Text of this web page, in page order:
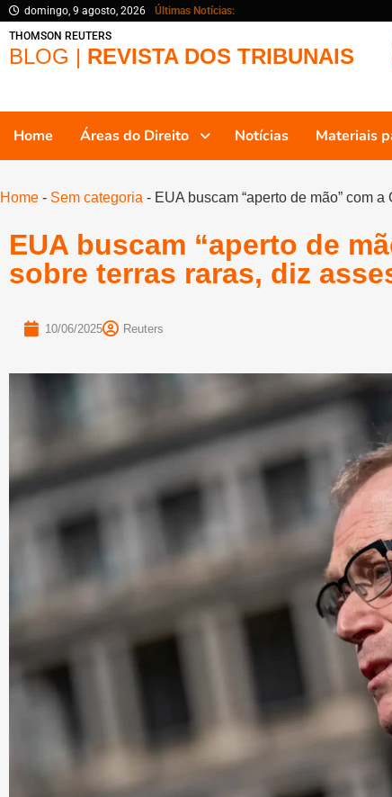
domingo, 9 agosto, 2026
Últimas Notícias:
THOMSON REUTERS
BLOG | REVISTA DOS TRIBUNAIS
Home Áreas do Direito Notícias Materiais
Home - Sem categoria - EUA buscam “aperto de mão” com
EUA buscam “aperto de
sobre terras raras, diz
10/06/2025 Reuters